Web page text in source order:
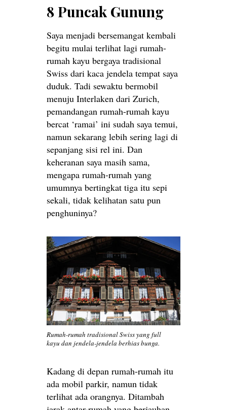
8 Puncak Gunung
Saya menjadi bersemangat kembali
begitu mulai terlihat lagi rumah-
rumah kayu bergaya tradisional
Swiss dari kaca jendela tempat saya
duduk. Tadi sewaktu bermobil
menuju Interlaken dari Zurich,
pemandangan rumah-rumah kayu
bercat ‘ramai’ ini sudah saya temui,
namun sekarang lebih sering lagi di
sepanjang sisi rel ini. Dan
keheranan saya masih sama,
mengapa rumah-rumah yang
umumnya bertingkat tiga itu sepi
sekali, tidak kelihatan satu pun
penghuninya?
Rumah-rumah tradisional Swiss yang full
kayu dan jendela-jendela berhias bunga.
Kadang di depan rumah-rumah itu
ada mobil parkir, namun tidak
terlihat ada orangnya. Ditambah